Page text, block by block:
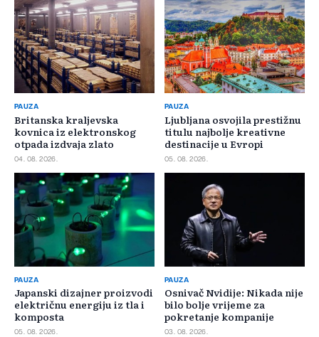
PAUZA
Britanska kraljevska
kovnica iz elektronskog
otpada izdvaja zlato
04. 08. 2026.
PAUZA
Ljubljana osvojila prestižnu
titulu najbolje kreativne
destinacije u Evropi
05. 08. 2026.
PAUZA
Japanski dizajner proizvodi
električnu energiju iz tla i
komposta
05. 08. 2026.
PAUZA
Osnivač Nvidije: Nikada nije
bilo bolje vrijeme za
pokretanje kompanije
03. 08. 2026.